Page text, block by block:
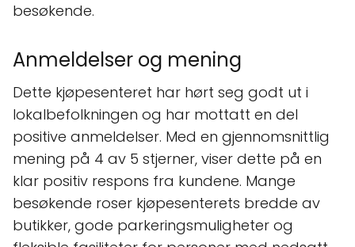
besøkende.
Anmeldelser og mening
Dette kjøpesenteret har hørt seg godt ut i
lokalbefolkningen og har mottatt en del
positive anmeldelser. Med en gjennomsnittlig
mening på 4 av 5 stjerner, viser dette på en
klar positiv respons fra kundene. Mange
besøkende roser kjøpesenterets bredde av
butikker, gode parkeringsmuligheter og